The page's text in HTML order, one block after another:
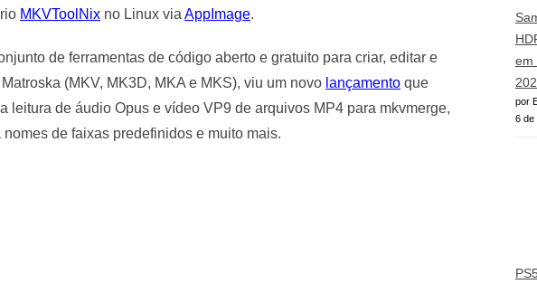
MKVToolNix no Linux via AppImage.
de ferramentas de código aberto e gratuito para criar, editar e
(MKV, MK3D, MKA e MKS), viu um novo lançamento que
leitura de áudio Opus e vídeo VP9 de arquivos MP4 para mkvmerge,
de faixas predefinidos e muito mais.
em
por
6 de